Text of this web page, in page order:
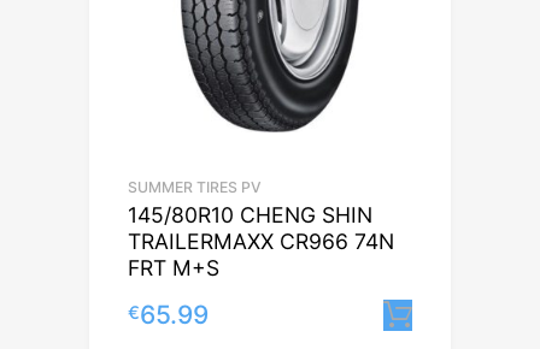
SUMMER TIRES PV
145/80R10 CHENG SHIN
TRAILERMAXX CR966 74N
FRT M+S
€65.99